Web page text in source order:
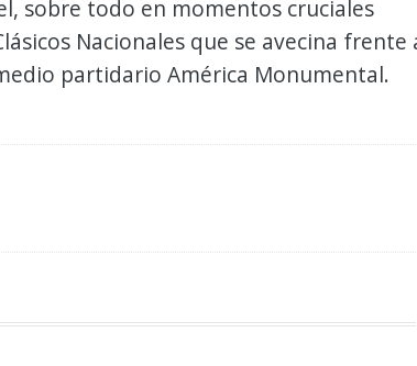
sobre todo en momentos cruciales
Nacionales que se avecina frente
partidario América Monumental.